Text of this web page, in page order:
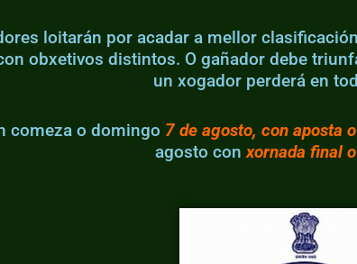
loitarán por acadar a mellor
obxetivos distintos. O gañador debe
un xogador perderá en
comeza o domingo 7 de agosto, con aposta
agosto con xornada final